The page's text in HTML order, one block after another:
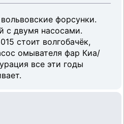
форсунки.
с двумя насосами.
стоит волгобачёк,
омывателя фар Киа/
все эти годы